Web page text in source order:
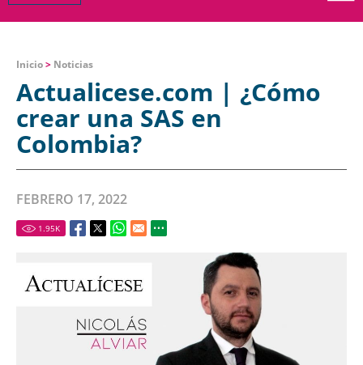
Inicio> Noticias
Actualicese.com | ¿Cómo
crear una SAS en
Colombia?
FEBRERO 17, 2022
1.95K